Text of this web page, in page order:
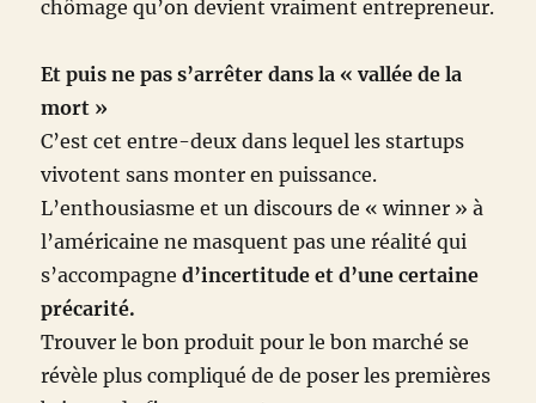
chômage qu’on devient vraiment entrepreneur.
Et puis ne pas s’arrêter dans la « vallée de la
mort »
C’est cet entre-deux dans lequel les startups
vivotent sans monter en puissance.
L’enthousiasme et un discours de « winner » à
l’américaine ne masquent pas une réalité qui
s’accompagned’incertitude et d’une certaine
précarité.
Trouver le bon produit pour le bon marché se
révèle plus compliqué de de poser les premières